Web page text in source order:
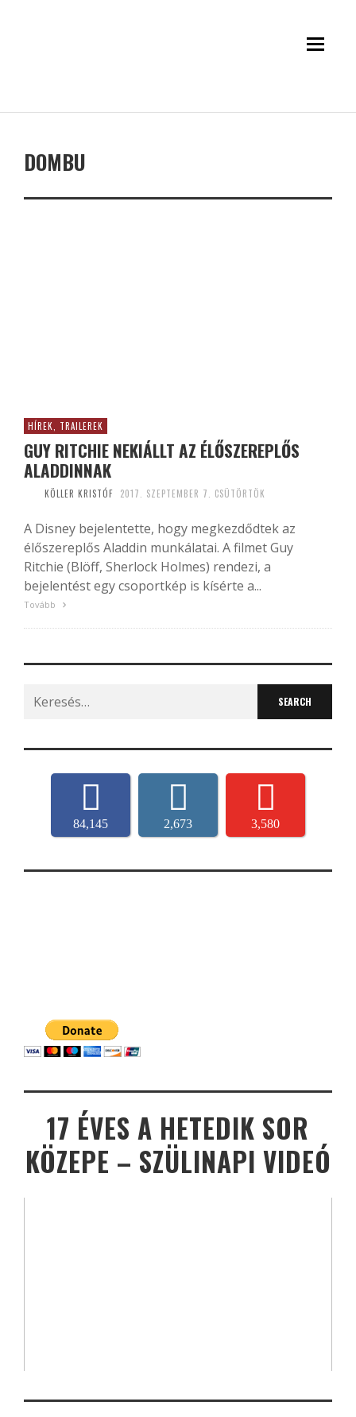
DOMBU
HÍREK, TRAILEREK
GUY RITCHIE NEKIÁLLT AZ ÉLŐSZEREPLŐS
ALADDINNAK
KÖLLER KRISTÓF 2017. SZEPTEMBER 7. CSÜTÖRTÖK
A Disney bejelentette, hogy megkezdődtek az
élőszereplős Aladdin munkálatai. A filmet Guy
Ritchie (Blöff, Sherlock Holmes) rendezi, a
bejelentést egy csoportkép is kísérte a...
Tovább
Search
for:
84,145 2,673 3,580
17 ÉVES A HETEDIK SOR
KÖZEPE – SZÜLINAPI VIDEÓ